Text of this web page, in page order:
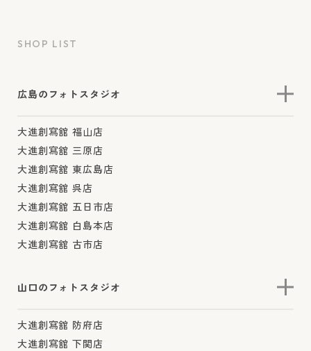
SHOP LIST
広島のフォトスタジオ
大進創寫舘 福山店
大進創寫舘 三原店
大進創寫舘 東広島店
大進創寫舘 呉店
大進創寫舘 五日市店
大進創寫舘 白島本店
大進創寫舘 古市店
山口のフォトスタジオ
大進創寫舘 防府店
大進創寫舘 下関店